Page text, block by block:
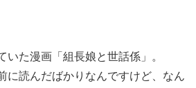
いた漫画「組長娘と世話係」。
に読んだばかりなんですけど、なん